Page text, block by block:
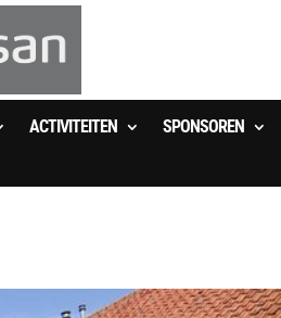
ACTIVITEITEN SPONSOREN